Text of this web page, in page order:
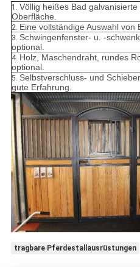
1. Völlig heißes Bad
Oberfläche.
2. Eine vollständige Auswahl von
3. Schwingenfenster- u. -
optional.
4. Holz, Maschendraht, rundes
optional.
5. Selbstverschluss- und
gute Erfahrung.
tragbare Pferdestallausrüstungen